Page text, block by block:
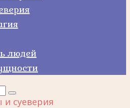
людей
суеверия